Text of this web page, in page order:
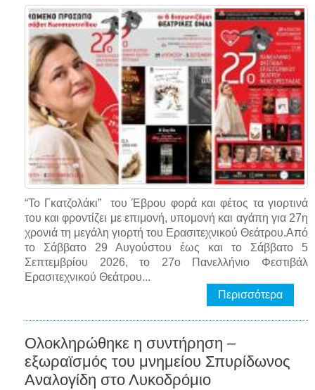
“Το Γκατζολάκι” του Έβρου φορά και φέτος τα γιορτινά
του και φροντίζει με επιμονή, υπομονή και αγάπη για 27η
χρονιά τη μεγάλη γιορτή του Ερασιτεχνικού Θεάτρου.Από
το Σάββατο 29 Αυγούστου έως και το Σάββατο 5
Σεπτεμβρίου 2026, το 27ο Πανελλήνιο Φεστιβάλ
Ερασιτεχνικού Θεάτρου...
Περισσότερα
Ολοκληρώθηκε η συντήρηση –
εξωραϊσμός του μνημείου Σπυρίδωνος
Αναλογίδη στο Λυκοδρόμιο